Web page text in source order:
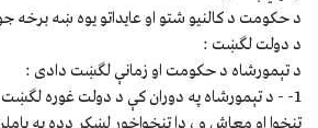
د حكومت د كالنيو شتو او عايداتو يوه ښه برخه
د دولت لګښت :
د تېمورشاه د حكومت او زمانې لګښت دادى :
1- - د تېمورشاه په دوران كې د دولت غوره